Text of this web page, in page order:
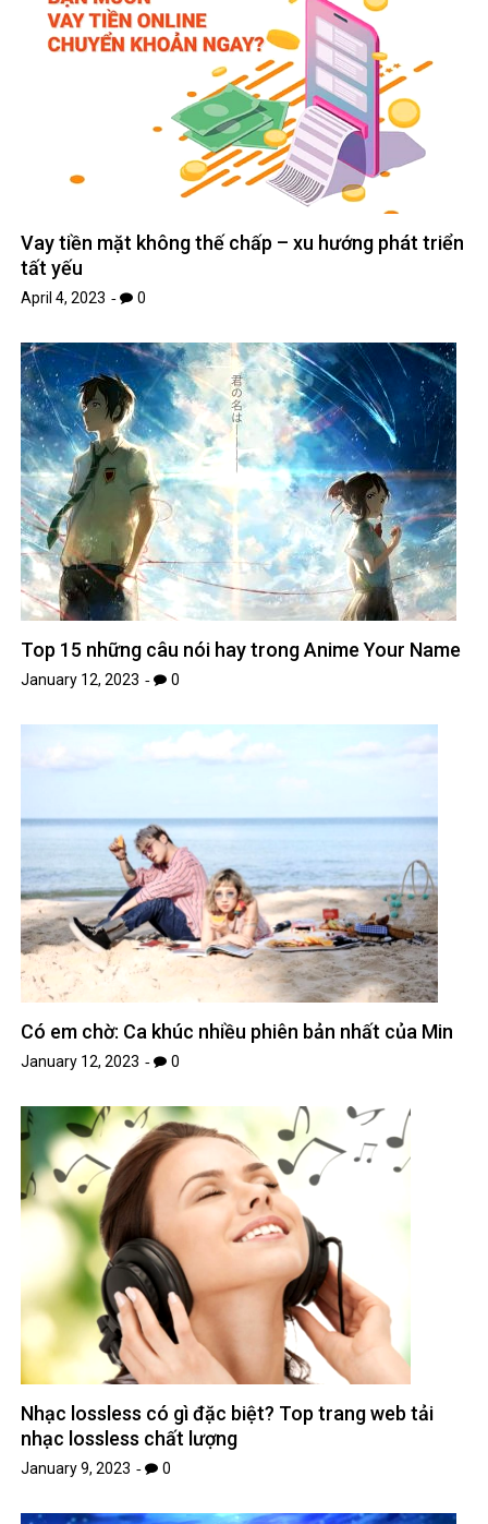
Vay tiền mặt không thế chấp – xu hướng phát triển
tất yếu
April 4, 2023 0
Top 15 những câu nói hay trong Anime Your Name
January 12, 2023 0
Có em chờ: Ca khúc nhiều phiên bản nhất của Min
January 12, 2023 0
Nhạc lossless có gì đặc biệt? Top trang web tải
nhạc lossless chất lượng
January 9, 2023 0